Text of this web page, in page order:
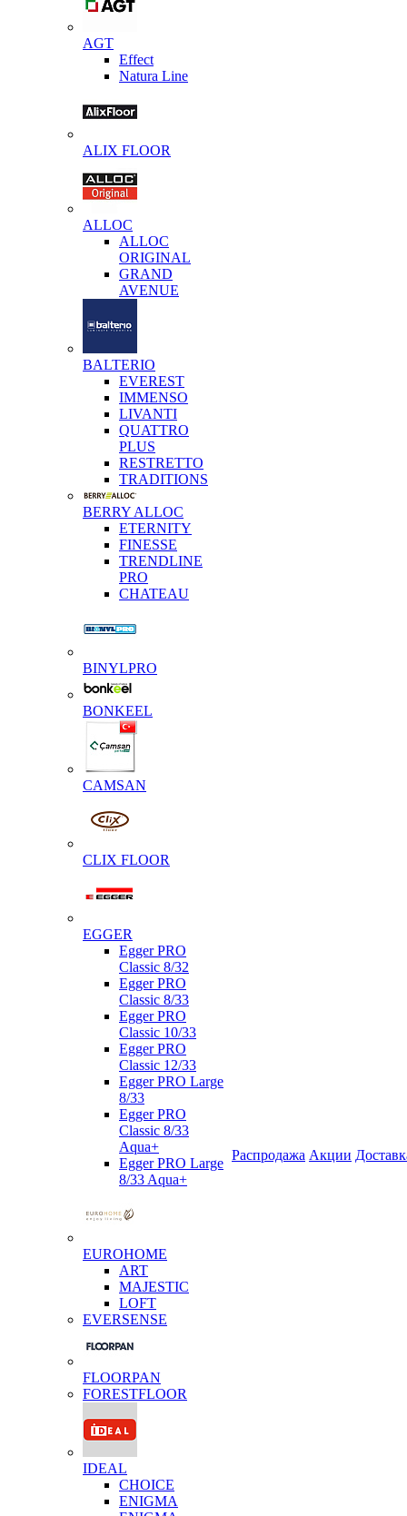
AGT
Effect
Natura Line
ALIX FLOOR
ALLOC
ALLOC
ORIGINAL
GRAND
AVENUE
BALTERIO
EVEREST
IMMENSO
LIVANTI
QUATTRO
PLUS
RESTRETTO
TRADITIONS
BERRY ALLOC
ETERNITY
FINESSE
TRENDLINE
PRO
CHATEAU
BINYLPRO
BONKEEL
CAMSAN
CLIX FLOOR
EGGER
Egger PRO
Classic 8/32
Egger PRO
Classic 8/33
Egger PRO
Classic 10/33
Egger PRO
Classic 12/33
Egger PRO Large
8/33
Egger PRO
Classic 8/33
Aqua+
Egger PRO Large
8/33 Aqua+
EUROHOME
ART
MAJESTIC
LOFT
EVERSENSE
FLOORPAN
FORESTFLOOR
IDEAL
CHOICE
ENIGMA
Распродажа Акции